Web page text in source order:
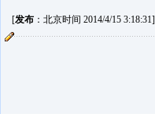
[发布：北京时间 2014/4/15 3:18:31]